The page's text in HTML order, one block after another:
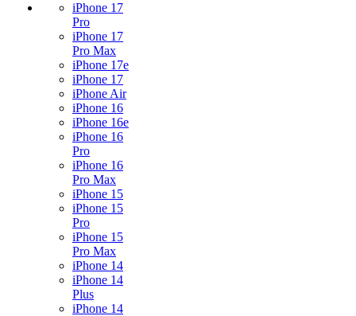
iPhone 17
Pro
iPhone 17
Pro Max
iPhone 17e
iPhone 17
iPhone Air
iPhone 16
iPhone 16e
iPhone 16
Pro
iPhone 16
Pro Max
iPhone 15
iPhone 15
Pro
iPhone 15
Pro Max
iPhone 14
iPhone 14
Plus
iPhone 14